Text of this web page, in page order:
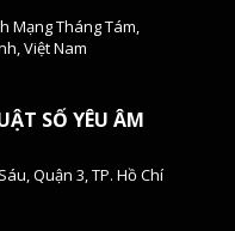
Mạng Tháng Tám,
Việt Nam
SỐ YÊU ÂM
Quận 3, TP. Hồ Chí